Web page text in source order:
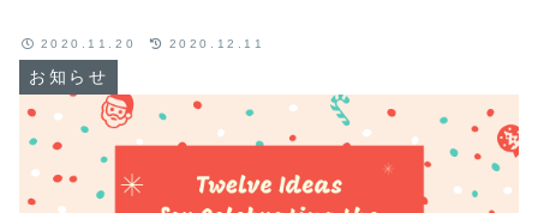
お知らせ
2020.11.20 2020.12.11